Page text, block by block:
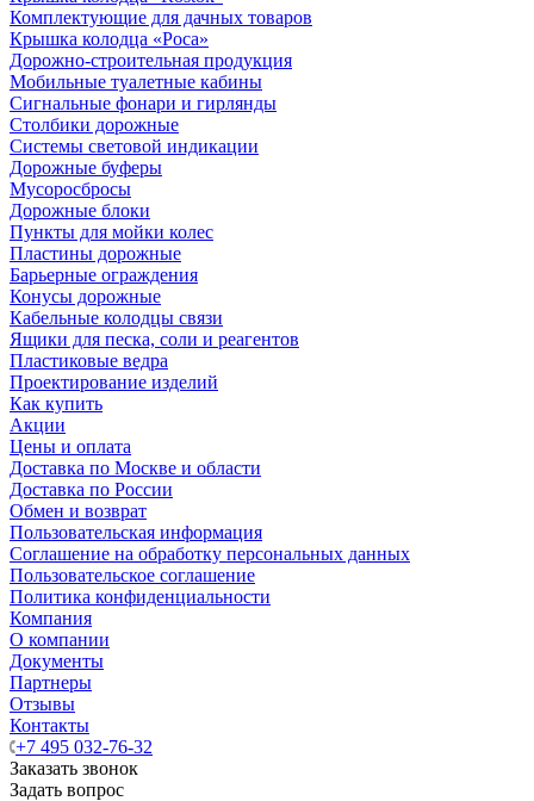
Комплектующие для дачных товаров
Крышка колодца «Роса»
Дорожно-строительная продукция
Мобильные туалетные кабины
Сигнальные фонари и гирлянды
Столбики дорожные
Системы световой индикации
Дорожные буферы
Мусоросбросы
Дорожные блоки
Пункты для мойки колес
Пластины дорожные
Барьерные ограждения
Конусы дорожные
Кабельные колодцы связи
Ящики для песка, соли и реагентов
Пластиковые ведра
Проектирование изделий
Как купить
Акции
Цены и оплата
Доставка по Москве и области
Доставка по России
Обмен и возврат
Пользовательская информация
Соглашение на обработку персональных данных
Пользовательское соглашение
Политика конфиденциальности
Компания
О компании
Документы
Партнеры
Отзывы
Контакты
+7 495 032-76-32
Заказать звонок
Задать вопрос